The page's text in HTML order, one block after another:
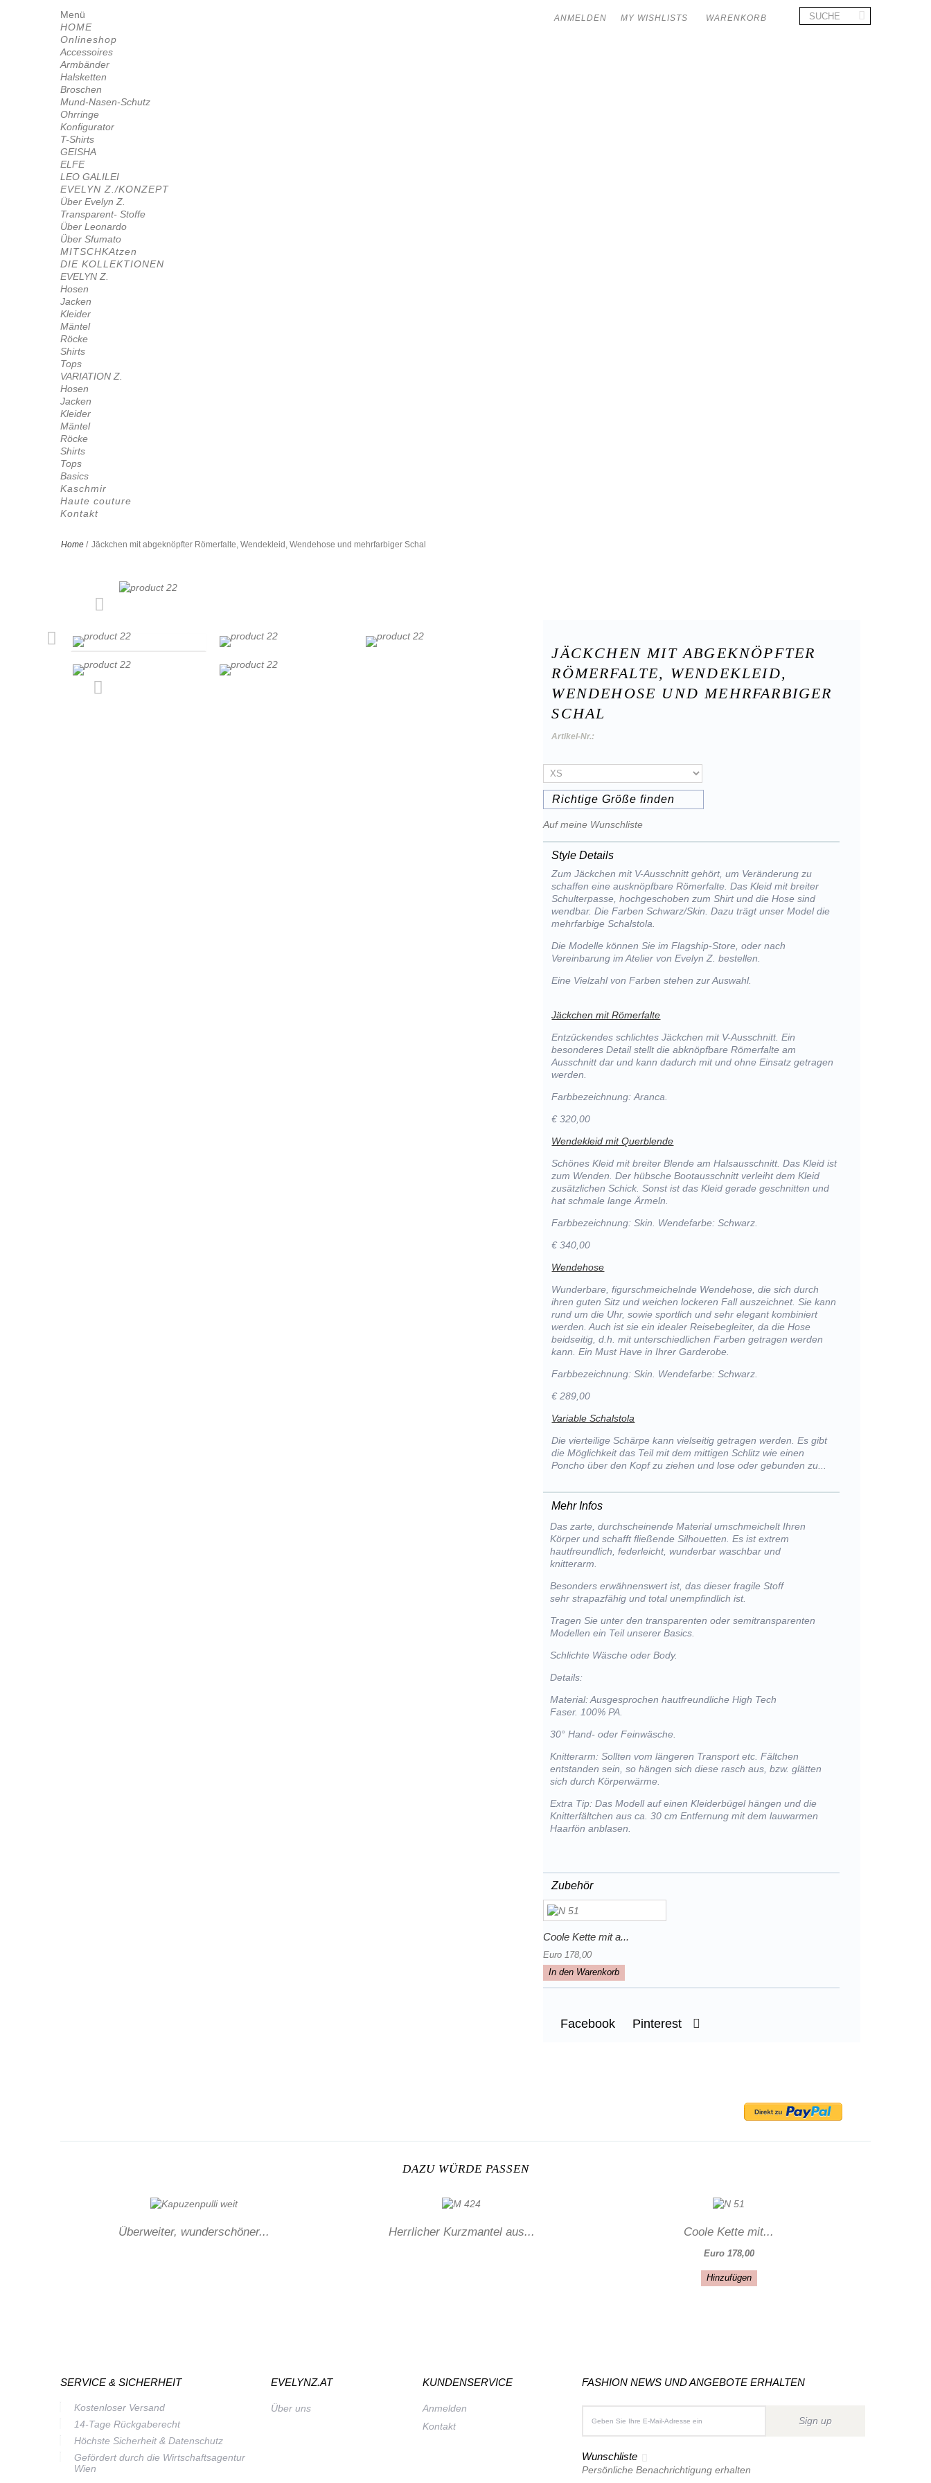
WARENKORB
MY WISHLISTS
ANMELDEN
Menü
HOME
Onlineshop
Accessoires
Armbänder
Halsketten
Broschen
Mund-Nasen-Schutz
Ohrringe
Konfigurator
T-Shirts
GEISHA
ELFE
LEO GALILEI
EVELYN Z./KONZEPT
Über Evelyn Z.
Transparent- Stoffe
Über Leonardo
Über Sfumato
MITSCHKAtzen
DIE KOLLEKTIONEN
EVELYN Z.
Hosen
Jacken
Kleider
Mäntel
Röcke
Shirts
Tops
VARIATION Z.
Hosen
Jacken
Kleider
Mäntel
Röcke
Shirts
Tops
Basics
Kaschmir
Haute couture
Kontakt
Home / Jäckchen mit abgeknöpfter Römerfalte, Wendekleid, Wendehose und mehrfarbiger Schal
JÄCKCHEN MIT ABGEKNÖPFTER
RÖMERFALTE, WENDEKLEID,
WENDEHOSE UND MEHRFARBIGER
SCHAL
Artikel-Nr.:
Richtige Größe finden
Auf meine Wunschliste
Style Details
Zum Jäckchen mit V-Ausschnitt gehört, um Veränderung zu
schaffen eine ausknöpfbare Römerfalte. Das Kleid mit breiter
Schulterpasse, hochgeschoben zum Shirt und die Hose sind
wendbar. Die Farben Schwarz/Skin. Dazu trägt unser Model die
mehrfarbige Schalstola.
Die Modelle können Sie im Flagship-Store, oder nach
Vereinbarung im Atelier von Evelyn Z. bestellen.
Eine Vielzahl von Farben stehen zur Auswahl.
Jäckchen mit Römerfalte
Entzückendes schlichtes Jäckchen mit V-Ausschnitt. Ein
besonderes Detail stellt die abknöpfbare Römerfalte am
Ausschnitt dar und kann dadurch mit und ohne Einsatz getragen
werden.
Farbbezeichnung: Aranca.
€ 320,00
Wendekleid mit Querblende
Schönes Kleid mit breiter Blende am Halsausschnitt. Das Kleid ist
zum Wenden. Der hübsche Bootausschnitt verleiht dem Kleid
zusätzlichen Schick. Sonst ist das Kleid gerade geschnitten und
hat schmale lange Ärmeln.
Farbbezeichnung: Skin. Wendefarbe: Schwarz.
€ 340,00
Wendehose
Wunderbare, figurschmeichelnde Wendehose, die sich durch
ihren guten Sitz und weichen lockeren Fall auszeichnet. Sie kann
rund um die Uhr, sowie sportlich und sehr elegant kombiniert
werden. Auch ist sie ein idealer Reisebegleiter, da die Hose
beidseitig, d.h. mit unterschiedlichen Farben getragen werden
kann. Ein Must Have in Ihrer Garderobe.
Farbbezeichnung: Skin. Wendefarbe: Schwarz.
€ 289,00
Variable Schalstola
Die vierteilige Schärpe kann vielseitig getragen werden. Es gibt
die Möglichkeit das Teil mit dem mittigen Schlitz wie einen
Poncho über den Kopf zu ziehen und lose oder gebunden zu...
Mehr Infos
Das zarte, durchscheinende Material umschmeichelt Ihren
Körper und schafft fließende Silhouetten. Es ist extrem
hautfreundlich, federleicht, wunderbar waschbar und
knitterarm.
Besonders erwähnenswert ist, das dieser fragile Stoff
sehr strapazfähig und total unempfindlich ist.
Tragen Sie unter den transparenten oder semitransparenten
Modellen ein Teil unserer Basics.
Schlichte Wäsche oder Body.
Details:
Material: Ausgesprochen hautfreundliche High Tech
Faser. 100% PA.
30° Hand- oder Feinwäsche.
Knitterarm: Sollten vom längeren Transport etc. Fältchen
entstanden sein, so hängen sich diese rasch aus, bzw. glätten
sich durch Körperwärme.
Extra Tip: Das Modell auf einen Kleiderbügel hängen und die
Knitterfältchen aus ca. 30 cm Entfernung mit dem lauwarmen
Haarfön anblasen.
Zubehör
Coole Kette mit a...
Euro 178,00
In den Warenkorb
Facebook Pinterest
DAZU WÜRDE PASSEN
Überweiter, wunderschöner... Herrlicher Kurzmantel aus... Coole Kette mit...
Euro 178,00
Hinzufügen
SERVICE & SICHERHEIT
Kostenloser Versand
14-Tage Rückgaberecht
Höchste Sicherheit & Datenschutz
Gefördert durch die Wirtschaftsagentur
Wien
EVELYNZ.AT
Über uns
KUNDENSERVICE
Anmelden
Kontakt
FASHION NEWS UND ANGEBOTE ERHALTEN
Sign up
Wunschliste
Persönliche Benachrichtigung erhalten